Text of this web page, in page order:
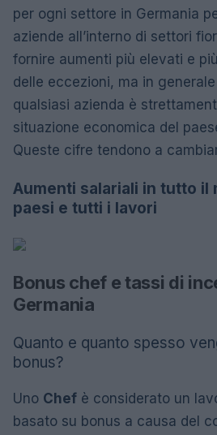
per ogni settore in Germania
aziende all’interno di settori
fornire aumenti più elevati e
delle eccezioni, ma in
qualsiasi azienda è
situazione economica del
Queste cifre tendono a
Aumenti salariali in tutto il
paesi e tutti i lavori
Bonus chef e tassi di
Germania
Quanto e quanto spesso
bonus?
Uno Chef è considerato un
basato su bonus a causa del